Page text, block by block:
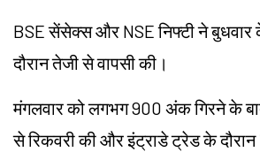
BSE सेंसेक्स और NSE निफ्टी ने बुधवार
दौरान तेजी से वापसी की।
मंगलवार को लगभग 900 अंक गिरने के
से रिकवरी की और इंट्राडे ट्रेड के